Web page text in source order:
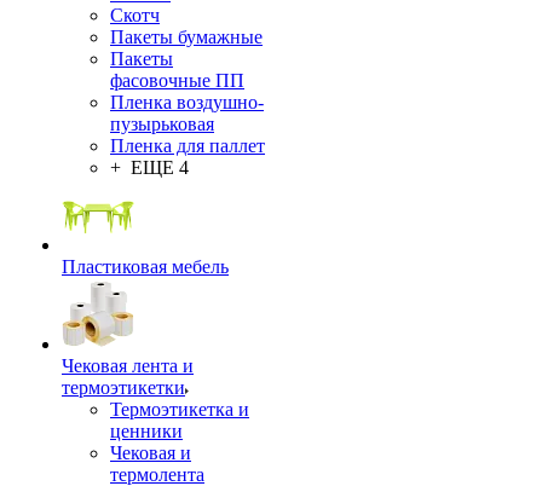
Скотч
Пакеты бумажные
Пакеты
фасовочные ПП
Пленка воздушно-
пузырьковая
Пленка для паллет
+ ЕЩЕ 4
Пластиковая мебель
Чековая лента и
термоэтикетки
Термоэтикетка и
ценники
Чековая и
термолента